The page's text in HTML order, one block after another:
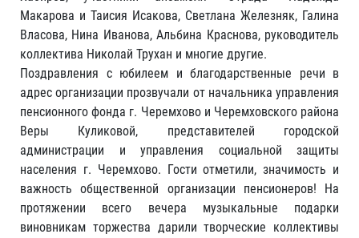
Макарова и Таисия Исакова, Светлана Железняк, Галина
Власова, Нина Иванова, Альбина Краснова, руководитель
коллектива Николай Трухан и многие другие.
Поздравления с юбилеем и благодарственные речи в
адрес организации прозвучали от начальника управления
пенсионного фонда г. Черемхово и Черемховского района
Веры Куликовой, представителей городской
администрации и управления социальной защиты
населения г. Черемхово. Гости отметили, значимость и
важность общественной организации пенсионеров! На
протяжении всего вечера музыкальные подарки
виновникам торжества дарили творческие коллективы